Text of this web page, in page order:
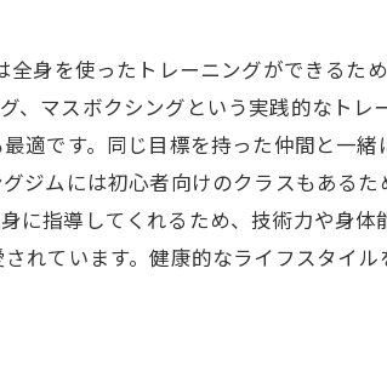
身を使ったトレーニングができるた
、マスボクシングという実践的なトレ
適です。同じ目標を持った仲間と一
ジムには初心者向けのクラスもある
に指導してくれるため、技術力や身体
れています。健康的なライフスタイ